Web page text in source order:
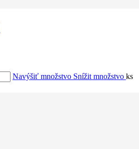
Navýšiť množstvo Snížit množstvo ks